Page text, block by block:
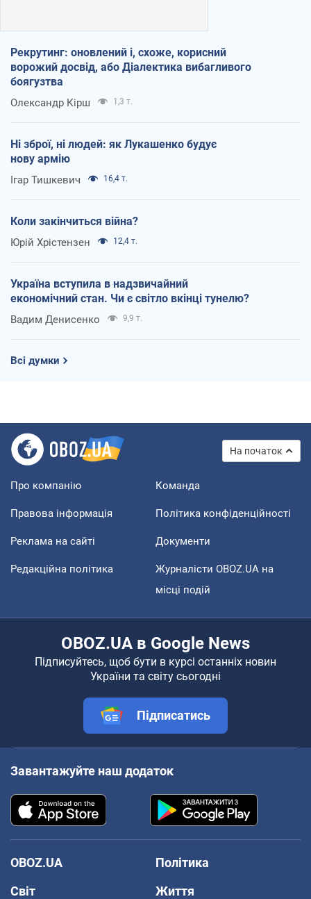
Рекрутинг: оновлений і, схоже, корисний
ворожий досвід, або Діалектика вибагливого
боягузтва
Олександр Кірш 1,3 т.
Ні зброї, ні людей: як Лукашенко будує
нову армію
Ігар Тишкевич 16,4 т.
Коли закінчиться війна?
Юрій Хрістензен 12,4 т.
Україна вступила в надзвичайний
економічний стан. Чи є світло вкінці тунелю?
Вадим Денисенко 9,9 т.
Всі думки
На початок
Про компанію Команда
Правова інформація Політика конфіденційності
Реклама на сайті Документи
Редакційна політика
Журналісти OBOZ.UA на
місці подій
OBOZ.UA в Google News
Підписуйтесь, щоб бути в курсі останніх новин
України та світу сьогодні
Підписатись
Завантажуйте наш додаток
OBOZ.UA
Політика
Світ
Життя